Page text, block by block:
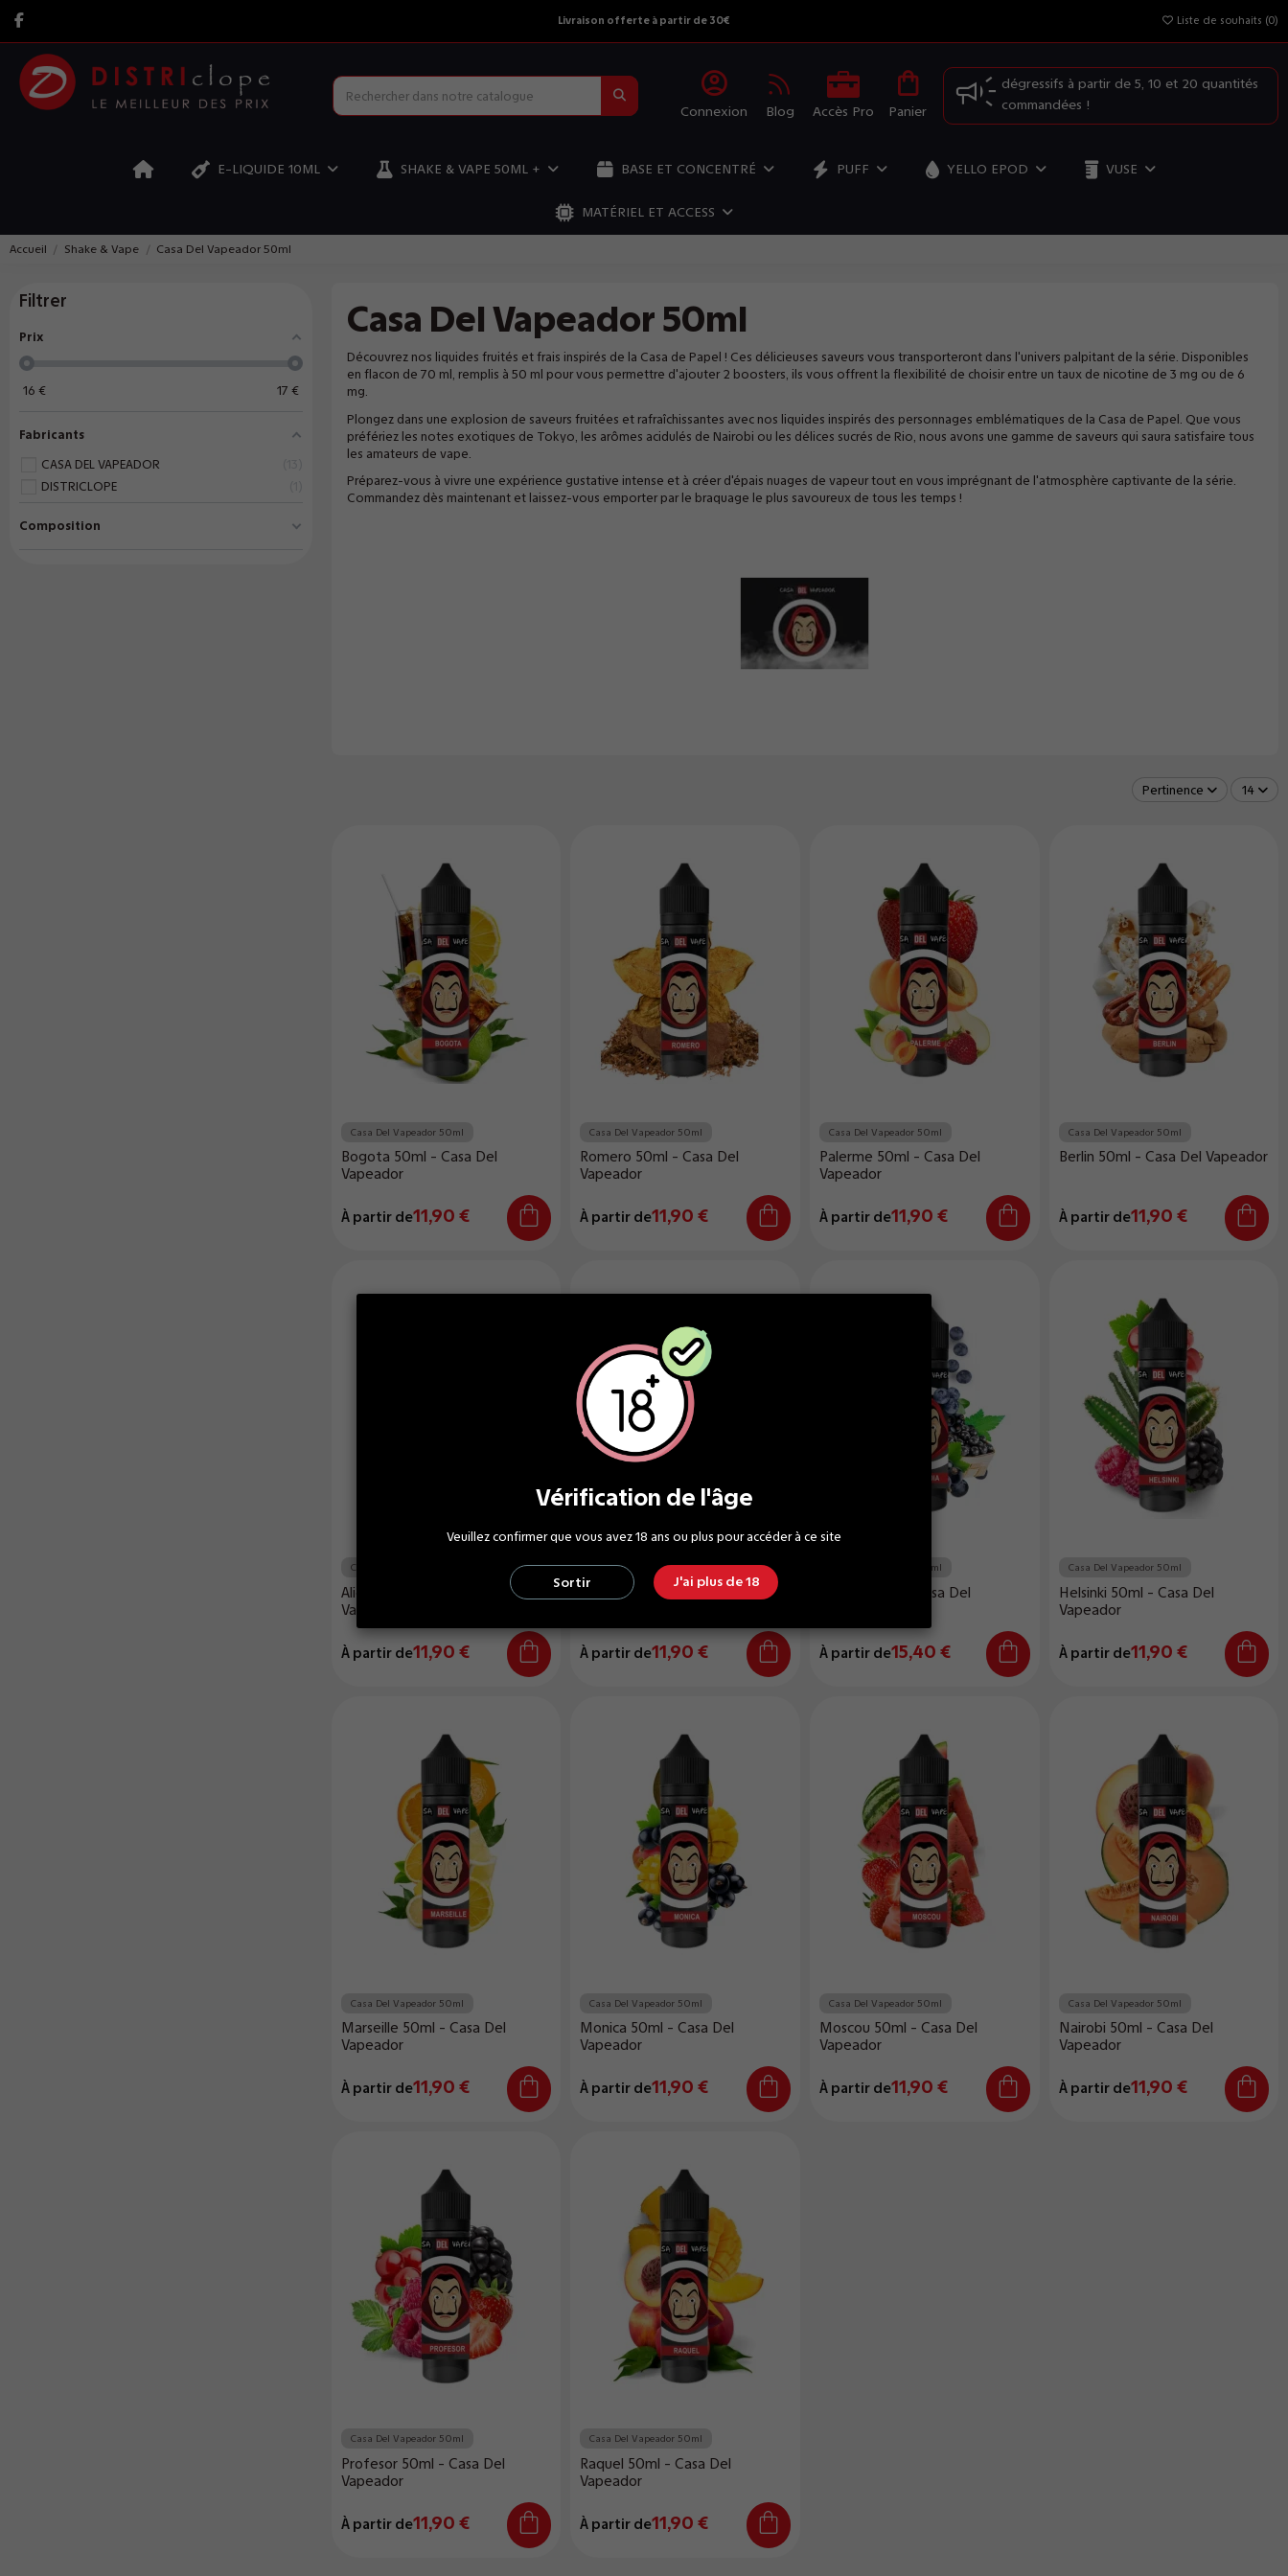
Livraison offerte à partir de 30€ Liste de souhaits (0)
Connexion Blog Accès Pro Panier
dégressifs à partir de 5, 10 et 20 quantités
commandées !
E-LIQUIDE 10ML SHAKE & VAPE 50ML + BASE ET CONCENTRÉ PUFF YELLO EPOD VUSE
MATÉRIEL ET ACCESS
Accueil Shake & Vape Casa Del Vapeador 50ml
Casa Del Vapeador 50ml
Découvrez nos liquides fruités et frais inspirés de la Casa de Papel ! Ces délicieuses saveurs vous transporteront dans l'univers palpitant de la série. Disponibles
en flacon de 70 ml, remplis à 50 ml pour vous permettre d'ajouter 2 boosters, ils vous offrent la flexibilité de choisir entre un taux de nicotine de 3 mg ou de 6
mg.
Plongez dans une explosion de saveurs fruitées et rafraîchissantes avec nos liquides inspirés des personnages emblématiques de la Casa de Papel. Que vous
préfériez les notes exotiques de Tokyo, les arômes acidulés de Nairobi ou les délices sucrés de Rio, nous avons une gamme de saveurs qui saura satisfaire tous
les amateurs de vape.
Préparez-vous à vivre une expérience gustative intense et à créer d'épais nuages de vapeur tout en vous imprégnant de l'atmosphère captivante de la série.
Commandez dès maintenant et laissez-vous emporter par le braquage le plus savoureux de tous les temps !
Pertinence 14
Casa Del Vapeador 50ml
Bogota 50ml - Casa Del
Vapeador
À partir de11,90 €
Casa Del Vapeador 50ml
Romero 50ml - Casa Del
Vapeador
À partir de11,90 €
Casa Del Vapeador 50ml
Palerme 50ml - Casa Del
Vapeador
À partir de11,90 €
Casa Del Vapeador 50ml
Berlin 50ml - Casa Del Vapeador
À partir de11,90 €
Casa Del Vapeador 50ml
Alicia Sierra 50ml - Casa Del
Vapeador
À partir de11,90 €
Casa Del Vapeador 50ml
Arturo 50ml - Casa Del
À partir de11,90 €
Casa Del Vapeador 50ml
Gandia 50ml - Casa Del
À partir de15,40 €
Casa Del Vapeador 50ml
Helsinki 50ml - Casa Del
Vapeador
À partir de11,90 €
Casa Del Vapeador 50ml
Marseille 50ml - Casa Del
Vapeador
À partir de11,90 €
Casa Del Vapeador 50ml
Monica 50ml - Casa Del
Vapeador
À partir de11,90 €
Casa Del Vapeador 50ml
Moscou 50ml - Casa Del
Vapeador
À partir de11,90 €
Casa Del Vapeador 50ml
Nairobi 50ml - Casa Del
Vapeador
À partir de11,90 €
Casa Del Vapeador 50ml
Profesor 50ml - Casa Del
Vapeador
À partir de11,90 €
Casa Del Vapeador 50ml
Raquel 50ml - Casa Del
Vapeador
À partir de11,90 €
Filtrer
Prix
16 € 17 €
Fabricants
CASA DEL VAPEADOR
DISTRICLOPE
Composition
Vérification de l'âge
Veuillez confirmer que vous avez 18 ans ou plus pour accéder à ce site
Sortir J'ai plus de 18